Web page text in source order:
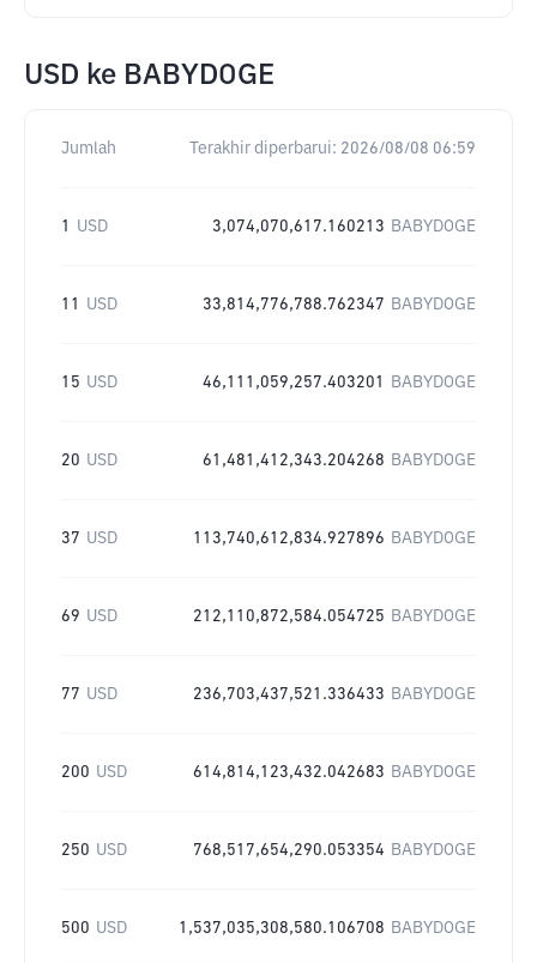
USD ke BABYDOGE
Jumlah Terakhir diperbarui: 2026/08/08 06:59
1 USD 3,074,070,617.160213 BABYDOGE
11 USD 33,814,776,788.762347 BABYDOGE
15 USD 46,111,059,257.403201 BABYDOGE
20 USD 61,481,412,343.204268 BABYDOGE
37 USD 113,740,612,834.927896 BABYDOGE
69 USD 212,110,872,584.054725 BABYDOGE
77 USD 236,703,437,521.336433 BABYDOGE
200 USD 614,814,123,432.042683 BABYDOGE
250 USD 768,517,654,290.053354 BABYDOGE
500 USD 1,537,035,308,580.106708 BABYDOGE